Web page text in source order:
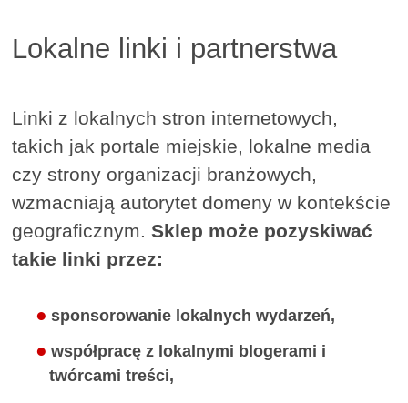
Lokalne linki i partnerstwa
Linki z lokalnych stron internetowych,
takich jak portale miejskie, lokalne media
czy strony organizacji branżowych,
wzmacniają autorytet domeny w kontekście
geograficznym.Sklep może pozyskiwać
takie linki przez:
sponsorowanie lokalnych wydarzeń,
współpracę z lokalnymi blogerami i
twórcami treści,